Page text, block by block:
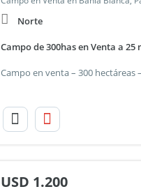
Norte
Campo de 300has en Venta a
USD 1.200